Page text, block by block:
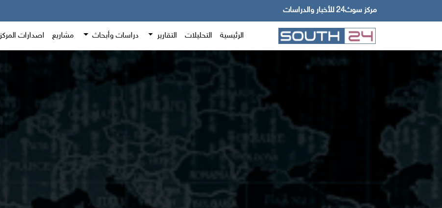
مركز سوث24 للأخبار والدراسات
الرئيسية التحليلات التقارير دراسات وأبحاث مشاريع اصدارات المركز